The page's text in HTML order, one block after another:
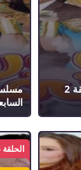
مسلسل ورث عمتي الحلقة 2
الحلقة 14